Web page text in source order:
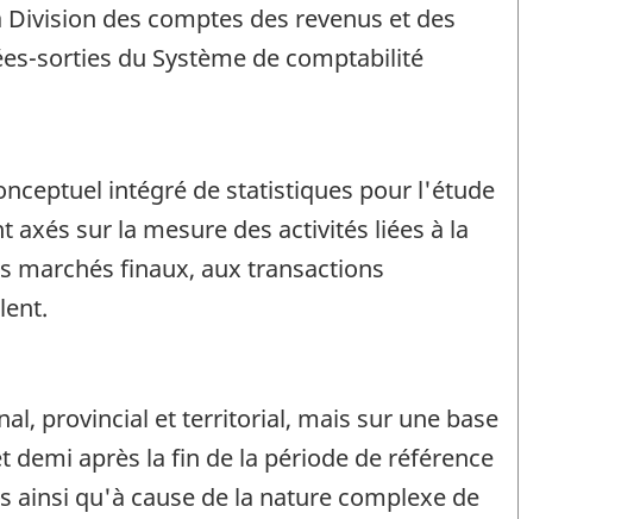
des comptes des revenus et des
sorties du Système de comptabilité
intégré de statistiques pour l'étude
sur la mesure des activités liées à la
marchés finaux, aux transactions
provincial et territorial, mais sur une base
après la fin de la période de référence
ainsi qu'à cause de la nature complexe de